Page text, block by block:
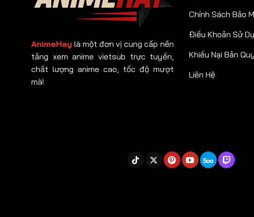
AnimeHay là một đơn vị cung cấp nền
tảng xem anime vietsub trực tuyến,
chất lượng anime cao, tốc độ mượt
mà!
Chính Sách Bảo
Điều Khoản Sử
Khiếu Nại Bản
Liên Hệ